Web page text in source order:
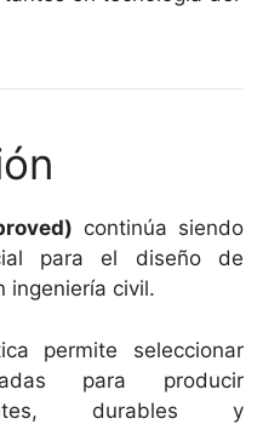
continúa siendo
para el diseño de
ingeniería civil.
permite seleccionar
para producir
durables y